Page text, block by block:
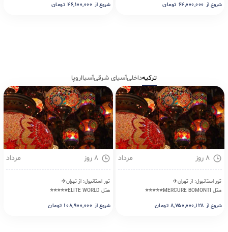
شروع از ۶۴,۰۰۰,۰۰۰ تومان شروع از ۴۶,۱۰۰,۰۰۰ تومان
ترکیهداخلیآسیای شرقیآسیااروپا
مرداد ۸ روز
تور استانبول: از تهران✈️
هتل MERCURE BOMONTI⭐⭐⭐⭐⭐
شروع از ۸,۷۵۰,۰۰۰,۱۲۸ تومان
مرداد ۸ روز
تور استانبول: از تهران✈️
هتل ELITE WORLD⭐⭐⭐⭐⭐
شروع از ۱۰۸,۹۰۰,۰۰۰ تومان